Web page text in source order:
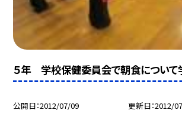
５年 学校保健委員会で朝食について
公開日 2012/07/09 更新日 2012/